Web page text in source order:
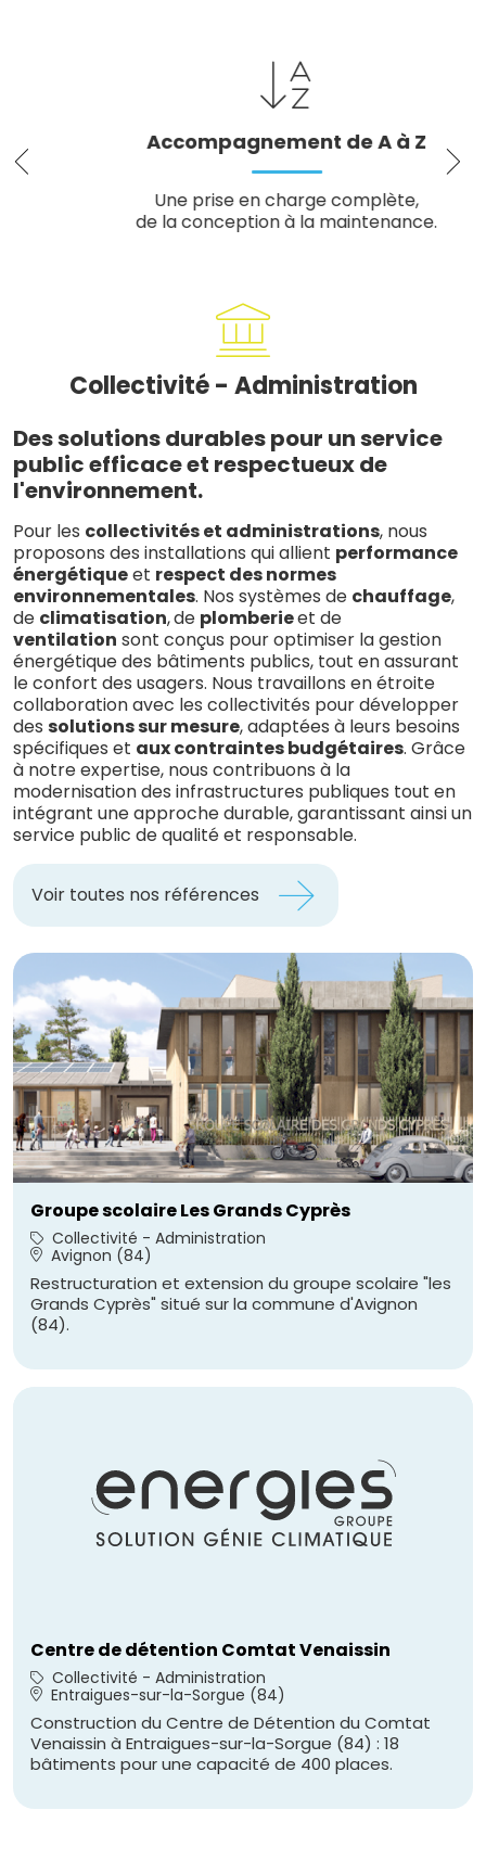
Accompagnement de A à Z
Une prise en charge complète,
de la conception à la maintenance.
Collectivité - Administration
Des solutions durables pour un service
public efficace et respectueux de
l'environnement.
Pour les collectivités et administrations, nous
proposons des installations qui allient performance
énergétiqueet respect des normes
environnementales. Nos systèmes de chauffage,
de climatisation,de plomberieet de
ventilation sont conçus pour optimiser la gestion
énergétique des bâtiments publics, tout en assurant
le confort des usagers. Nous travaillons en étroite
collaboration avec les collectivités pour développer
des solutions sur mesure, adaptées à leurs besoins
spécifiques et aux contraintes budgétaires. Grâce
à notre expertise, nous contribuons à la
modernisation des infrastructures publiques tout en
intégrant une approche durable, garantissant ainsi un
service public de qualité et responsable.
Voir toutes nos références
Groupe scolaire Les Grands Cyprès
Collectivité - Administration
Avignon (84)
Restructuration et extension du groupe scolaire "les
Grands Cyprès" situé sur la commune d'Avignon
(84).
Centre de détention Comtat Venaissin
Collectivité - Administration
Entraigues-sur-la-Sorgue (84)
Construction du Centre de Détention du Comtat
Venaissin à Entraigues-sur-la-Sorgue (84) : 18
bâtiments pour une capacité de 400 places.